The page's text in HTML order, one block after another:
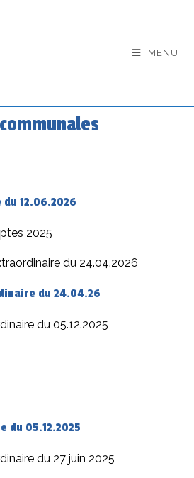
MENU
12.06.2026
2025
du 24.04.2026
du 24.04.26
du 05.12.2025
du 05.12.2025
du 27 juin 2025